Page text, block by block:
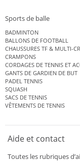
Sports de balle
BADMINTON
BALLONS DE FOOTBALL
CHAUSSURES TF & MULTI-
CRAMPONS
CORDAGES DE TENNIS ET
GANTS DE GARDIEN DE BUT
PADEL TENNIS
SQUASH
SACS DE TENNIS
VÊTEMENTS DE TENNIS
Aide et contact
Toutes les rubriques